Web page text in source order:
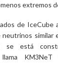
extremos
de IceCube
similar
se está
llama